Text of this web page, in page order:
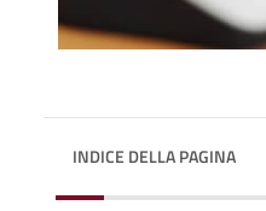
INDICE DELLA PAGINA